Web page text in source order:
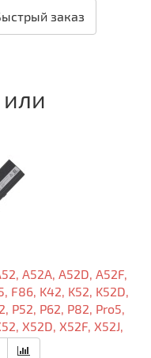
заказ
A52A, A52D, A52F,
F86, K42, K52, K52D,
P52, P62, P82, Pro5,
X52D, X52F, X52J,
11.1V OEM